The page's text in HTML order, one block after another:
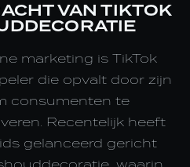
VAN TIKTOK
marketing is TikTok
die opvalt door zijn
consumenten te
Recentelijk heeft
gelanceerd gericht